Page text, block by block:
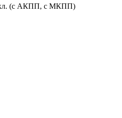
кл. (с АКПП, с МКПП)